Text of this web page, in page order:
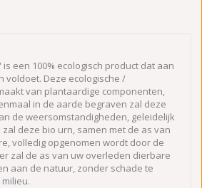
een 100% ecologisch product dat aan
voldoet. Deze ecologische /
van plantaardige componenten,
in de aarde begraven zal deze
de weersomstandigheden, geleidelijk
deze bio urn, samen met de as van
volledig opgenomen wordt door de
zal de as van uw overleden dierbare
aan de natuur, zonder schade te